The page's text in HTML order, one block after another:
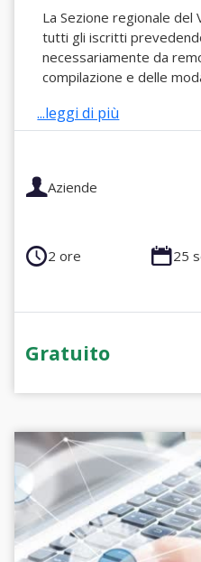
La Sezione regionale
tutti gli iscritti
necessariamente da
compilazione e delle
...leggi di più
Aziende
2 ore 25
Gratuito